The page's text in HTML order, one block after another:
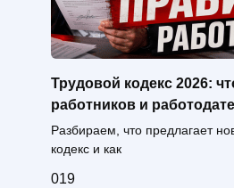
Трудовой кодекс 2026:
работников и
Разбираем, что предлагает
кодекс и как
019